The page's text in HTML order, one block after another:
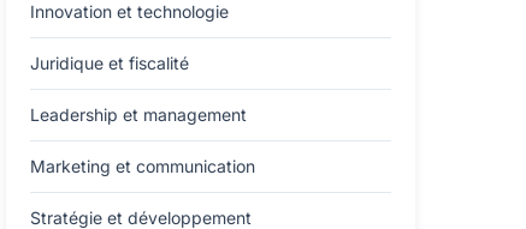
Innovation et technologie
Juridique et fiscalité
Leadership et management
Marketing et communication
Stratégie et développement